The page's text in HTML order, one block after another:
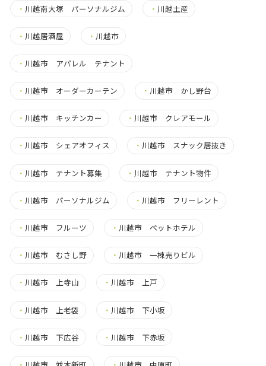
・ 川越南大塚 パーソナルジム ・ 川越土産
・ 川越居酒屋 ・ 川越市
・ 川越市 アパレル テナント
・ 川越市 オーダーカーテン ・ 川越市 かし野台
・ 川越市 キッチンカー ・ 川越市 クレアモール
・ 川越市 シェアオフィス ・ 川越市 スナック居抜き
・ 川越市 テナント募集 ・ 川越市 テナント物件
・ 川越市 パーソナルジム ・ 川越市 フリーレント
・ 川越市 フルーツ ・ 川越市 ペットホテル
・ 川越市 むさし野 ・ 川越市 一棟売りビル
・ 川越市 上寺山 ・ 川越市 上戸
・ 川越市 上老袋 ・ 川越市 下小坂
・ 川越市 下広谷 ・ 川越市 下赤坂